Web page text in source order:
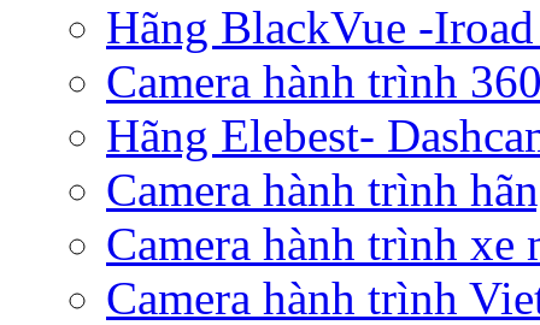
Hãng BlackVue -
Camera hành trình
Hãng Elebest-
Camera hành trình
Camera hành trình xe
Camera hành trình